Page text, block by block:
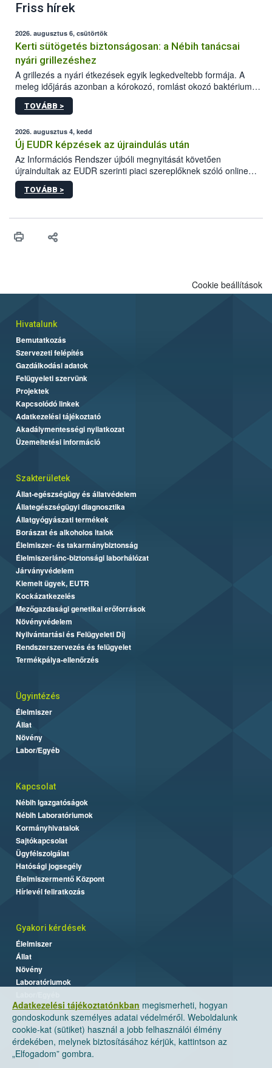
Friss hírek
2026. augusztus 6, csütörtök
Kerti sütögetés biztonságosan: a Nébih tanácsai
nyári grillezéshez
A grillezés a nyári étkezések egyik legkedveltebb formája. A
meleg időjárás azonban a kórokozó, romlást okozó baktériumok
gyorsabb szaporodásának is kedvez. A szabadtéri sütögetés
ezért nem csupán a megfelelő sütési technikáról szól: legalább
higiéniai szabályok betartása, a megfelelő hőkezelés, valamint a
maradékok szakszerű tárolása. A Nemzeti Élelmiszerlánc-
biztonsági Hivatal (Nébih) Oktatási Programja összegyűjtötte a
biztonságos grillezés legfontosabb tudnivalóit.
TOVÁBB >
2026. augusztus 4, kedd
Új EUDR képzések az újraindulás után
Az Információs Rendszer újbóli megnyitását követően
újraindultak az EUDR szerinti piaci szereplőknek szóló online
képzések.
TOVÁBB >
Adatkezelési tájékoztatónkban megismerheti, hogyan
gondoskodunk személyes adatai védelméről. Weboldalunk
cookie-kat (sütiket) használ a jobb felhasználói élmény
érdekében, melynek biztosításához kérjük, kattintson az
„Elfogadom” gombra.
Cookie beállítások
Hivatalunk
Bemutatkozás
Szervezeti felépítés
Gazdálkodási adatok
Felügyeleti szervünk
Projektek
Kapcsolódó linkek
Adatkezelési tájékoztató
Akadálymentességi nyilatkozat
Üzemeltetési információ
Szakterületek
Állat-egészségügy és állatvédelem
Állategészségügyi diagnosztika
Állatgyógyászati termékek
Borászat és alkoholos italok
Élelmiszer- és takarmánybiztonság
Élelmiszerlánc-biztonsági laborhálózat
Járványvédelem
Kiemelt ügyek, EUTR
Kockázatkezelés
Mezőgazdasági genetikai erőforrások
Növényvédelem
Nyilvántartási és Felügyeleti Díj
Rendszerszervezés és felügyelet
Termékpálya-ellenőrzés
Ügyintézés
Élelmiszer
Állat
Növény
Labor/Egyéb
Kapcsolat
Nébih Igazgatóságok
Nébih Laboratóriumok
Kormányhivatalok
Sajtókapcsolat
Ügyfélszolgálat
Hatósági jogsegély
Élelmiszermentő Központ
Hírlevél feliratkozás
Gyakori kérdések
Élelmiszer
Állat
Növény
Laboratóriumok